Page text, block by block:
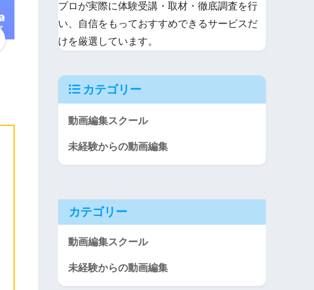
プロが実際に体験受講・取材・徹底調査を行
い、自信をもっておすすめできるサービスだ
けを厳選しています。
カテゴリー
動画編集スクール
未経験からの動画編集
カテゴリー
動画編集スクール
未経験からの動画編集